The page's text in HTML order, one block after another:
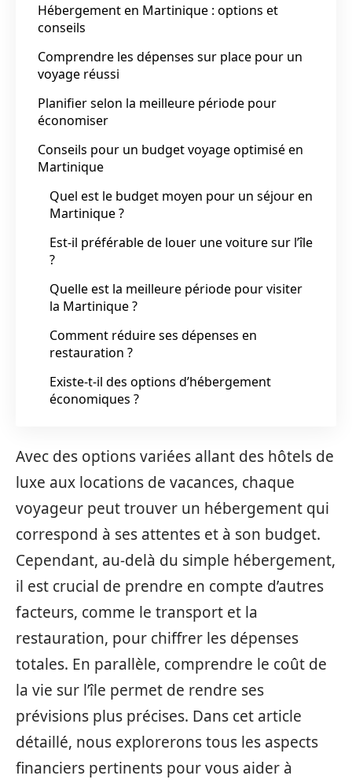
Hébergement en Martinique : options et
conseils
Comprendre les dépenses sur place pour un
voyage réussi
Planifier selon la meilleure période pour
économiser
Conseils pour un budget voyage optimisé en
Martinique
Quel est le budget moyen pour un séjour en
Martinique ?
Est-il préférable de louer une voiture sur l’île
?
Quelle est la meilleure période pour visiter
la Martinique ?
Comment réduire ses dépenses en
restauration ?
Existe-t-il des options d’hébergement
économiques ?
Avec des options variées allant des hôtels de
luxe aux locations de vacances, chaque
voyageur peut trouver un hébergement qui
correspond à ses attentes et à son budget.
Cependant, au-delà du simple hébergement,
il est crucial de prendre en compte d’autres
facteurs, comme le transport et la
restauration, pour chiffrer les dépenses
totales. En parallèle, comprendre le coût de
la vie sur l’île permet de rendre ses
prévisions plus précises. Dans cet article
détaillé, nous explorerons tous les aspects
financiers pertinents pour vous aider à